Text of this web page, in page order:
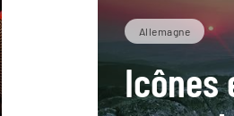
Allemagne
Icônes